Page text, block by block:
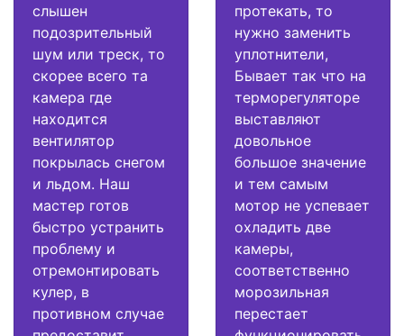
слышен
подозрительный
шум или треск, то
скорее всего та
камера где
находится
вентилятор
покрылась снегом
и льдом. Наш
мастер готов
быстро устранить
проблему и
отремонтировать
кулер, в
противном случае
протекать, то
нужно заменить
уплотнители,
Бывает так что на
терморегуляторе
выставляют
довольное
большое значение
и тем самым
мотор не успевает
охладить две
камеры,
соответственно
морозильная
перестает